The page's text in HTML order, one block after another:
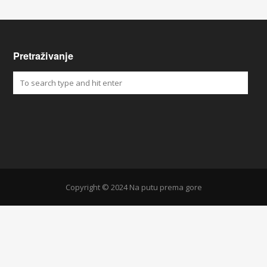
Pretraživanje
Copyright © 2024 Na putu prema gore